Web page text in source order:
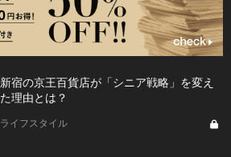
新宿の京王百貨店が「シニア戦略」を変え
た理由とは？
ライフスタイル